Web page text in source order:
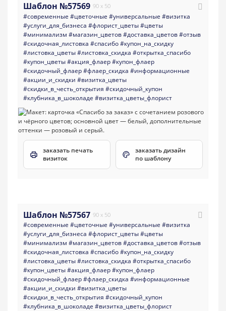
Шаблон №57569 90 x 50
#современные #цветочные #универсальные #визитка
#услуги_для_бизнеса #флорист_цветы#цветы
#минимализм #магазин_цветов#доставка_цветов#отзыв
#скидочная_листовка #спасибо#купон_на_скидку
#листовка_цветы#листовка_скидка #открытка_спасибо
#купон_цветы#акция_флаер#купон_флаер
#скидочный_флаер#флаер_скидка #информационные
#акции_и_скидки #визитка_цветы
#скидки_в_честь_открытия #скидочный_купон
#клубника_в_шоколаде #визитка_цветы_флорист
заказать печать
визиток
заказать дизайн
по шаблону
Шаблон №57567 90 x 50
#современные #цветочные #универсальные #визитка
#услуги_для_бизнеса #флорист_цветы#цветы
#минимализм #магазин_цветов#доставка_цветов#отзыв
#скидочная_листовка #спасибо#купон_на_скидку
#листовка_цветы#листовка_скидка #открытка_спасибо
#купон_цветы#акция_флаер#купон_флаер
#скидочный_флаер#флаер_скидка #информационные
#акции_и_скидки #визитка_цветы
#скидки_в_честь_открытия #скидочный_купон
#клубника_в_шоколаде #визитка_цветы_флорист